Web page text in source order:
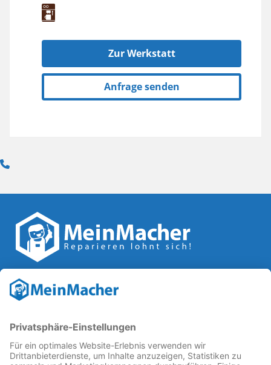
Zur Werkstatt
Anfrage senden
Reparatur Revolution
Reparatur↗ für eineReparatur Revolution
Reparaturbedingungen: Für Produkte, die sich gut
reparieren lassen, für günstigere Ersatzteile und den